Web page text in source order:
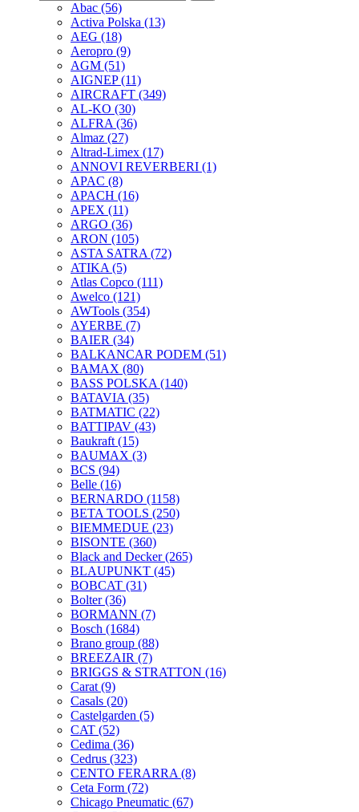
Abac (56)
Activa Polska (13)
AEG (18)
Aeropro (9)
AGM (51)
AIGNEP(11)
AIRCRAFT (349)
AL-KO (30)
ALFRA (36)
Almaz (27)
Altrad-Limex (17)
ANNOVI REVERBERI (1)
APAC (8)
APACH (16)
APEX (11)
ARGO (36)
ARON (105)
ASTA SATRA (72)
ATIKA (5)
Atlas Copco (111)
Awelco (121)
AWTools (354)
AYERBE (7)
BAIER (34)
BALKANCAR PODEM (51)
BAMAX (80)
BASS POLSKA (140)
BATAVIA (35)
BATMATIC (22)
BATTIPAV (43)
Baukraft (15)
BAUMAX (3)
BCS (94)
Belle (16)
BERNARDO (1158)
BETA TOOLS (250)
BIEMMEDUE (23)
BISONTE (360)
Black and Decker(265)
BLAUPUNKT (45)
BOBCAT (31)
Bolter(36)
BORMANN (7)
Bosch (1684)
Brano group (88)
BREEZAIR (7)
BRIGGS & STRATTON (16)
Carat (9)
Casals (20)
Castelgarden (5)
CAT (52)
Cedima (36)
Cedrus (323)
CENTO FERARRA (8)
Ceta Form (72)
Chicago Pneumatic (67)